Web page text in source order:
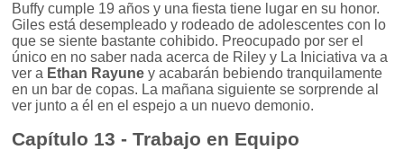
Buffy cumple 19 años y una fiesta tiene lugar en su honor.
Giles está desempleado y rodeado de adolescentes con lo
que se siente bastante cohibido. Preocupado por ser el
único en no saber nada acerca de Riley y La Iniciativa va a
ver a Ethan Rayune y acabarán bebiendo tranquilamente
en un bar de copas. La mañana siguiente se sorprende al
ver junto a él en el espejo a un nuevo demonio.
Capítulo 13 - Trabajo en Equipo